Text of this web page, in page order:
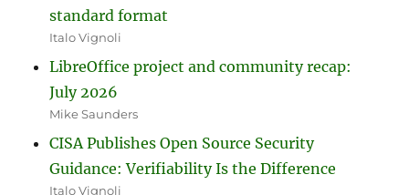
standard format
Italo Vignoli
LibreOffice project and community recap:
July 2026
Mike Saunders
CISA Publishes Open Source Security
Guidance: Verifiability Is the Difference
Italo Vignoli